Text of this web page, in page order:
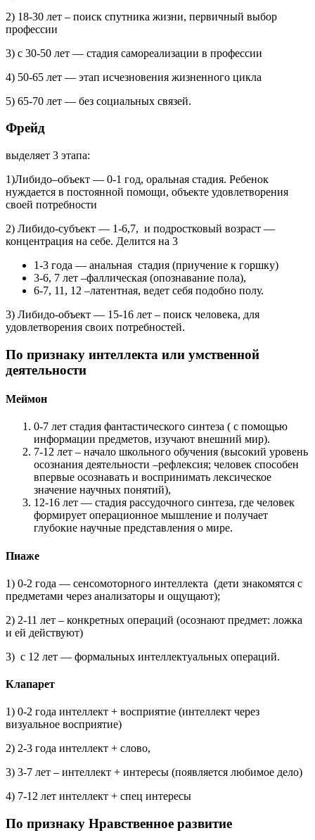
2) 18-30 лет – поиск спутника жизни, первичный выбор
профессии
3) с 30-50 лет — стадия самореализации в профессии
4) 50-65 лет — этап исчезновения жизненного цикла
5) 65-70 лет — без социальных связей.
Фрейд
выделяет 3 этапа:
1)Либидо–объект — 0-1 год, оральная стадия. Ребенок
нуждается в постоянной помощи, объекте удовлетворения
своей потребности
2) Либидо-субъект — 1-6,7, и подростковый возраст —
концентрация на себе. Делится на 3
1-3 года — анальная стадия (приучение к горшку)
3-6, 7 лет –фаллическая (опознавание пола),
6-7, 11, 12 –латентная, ведет себя подобно полу.
3) Либидо-объект — 15-16 лет – поиск человека, для
удовлетворения своих потребностей.
По признаку интеллекта или умственной
деятельности
Меймон
0-7 лет стадия фантастического синтеза ( с помощью
информации предметов, изучают внешний мир).
7-12 лет – начало школьного обучения (высокий уровень
осознания деятельности –рефлексия; человек способен
впервые осознавать и воспринимать лексическое
значение научных понятий),
12-16 лет — стадия рассудочного синтеза, где человек
формирует операционное мышление и получает
глубокие научные представления о мире.
Пиаже
1) 0-2 года — сенсомоторного интеллекта (дети знакомятся с
предметами через анализаторы и ощущают);
2) 2-11 лет – конкретных операций (осознают предмет: ложка
и ей действуют)
3) с 12 лет — формальных интеллектуальных операций.
Клапарет
1) 0-2 года интеллект + восприятие (интеллект через
визуальное восприятие)
2) 2-3 года интеллект + слово,
3) 3-7 лет – интеллект + интересы (появляется любимое дело)
4) 7-12 лет интеллект + спец интересы
По признаку Нравственное развитие